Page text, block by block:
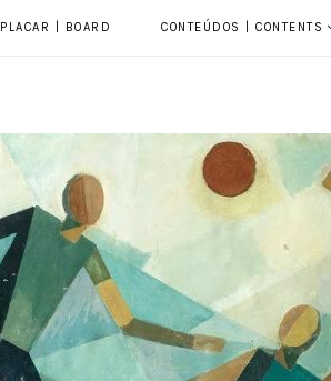
PLACAR | BOARD CONTEÚDOS | CONTENTS